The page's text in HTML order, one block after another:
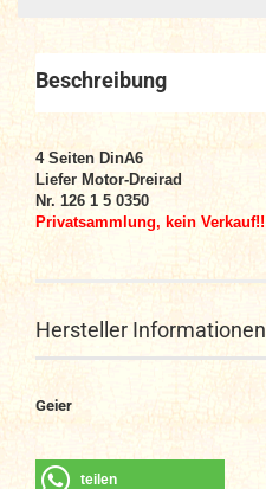
Beschreibung
4 Seiten DinA6
Liefer Motor-Dreirad
Nr. 126 1 5 0350
Privatsammlung, kein Verkauf!!
Hersteller Informationen
Geier
teilen